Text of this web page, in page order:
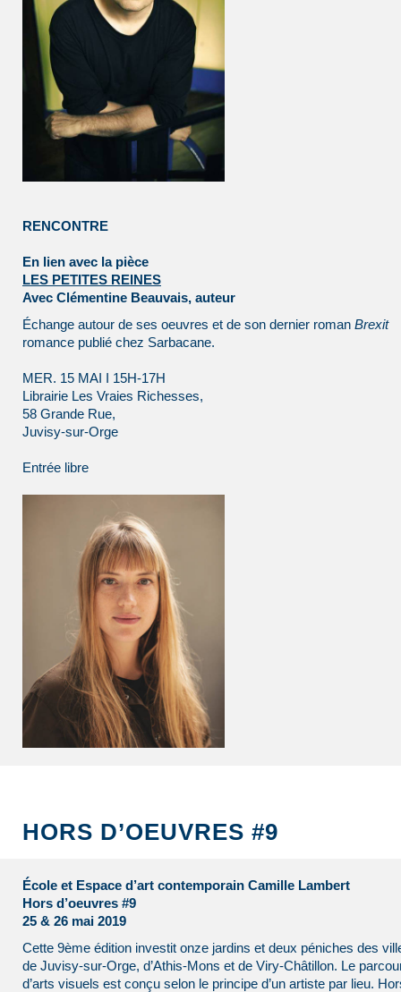
RENCONTRE
En lien avec la pièce
LES PETITES REINES
Avec Clémentine Beauvais, auteur
Échange autour de ses oeuvres et de son dernier roman Brexit
romance publié chez Sarbacane.
MER. 15 MAI I 15H-17H
Librairie Les Vraies Richesses,
58 Grande Rue,
Juvisy-sur-Orge
Entrée libre
HORS D’OEUVRES #9
École et Espace d’art contemporain Camille Lambert
Hors d’oeuvres #9
25 & 26 mai 2019
Cette 9ème édition investit onze jardins et deux péniches des
de Juvisy-sur-Orge, d’Athis-Mons et de Viry-Châtillon. Le
d’arts visuels est conçu selon le principe d’un artiste par lieu.